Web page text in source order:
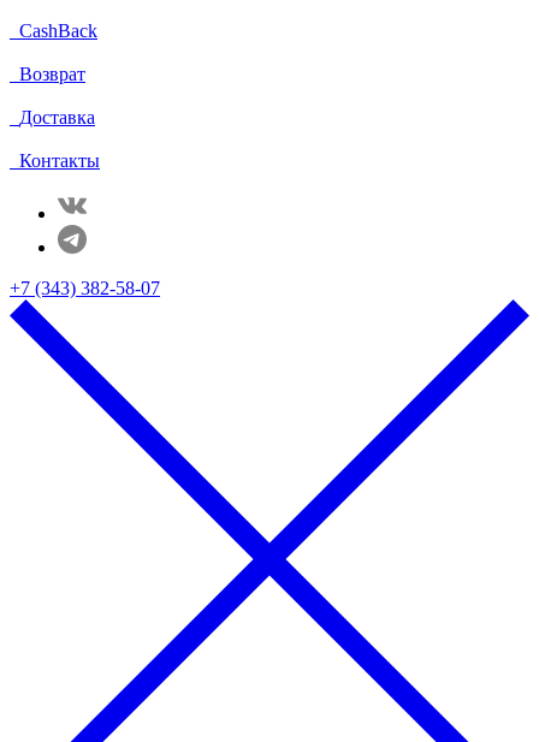
CashBack
Возврат
Доставка
Контакты
+7 (343) 382-58-07